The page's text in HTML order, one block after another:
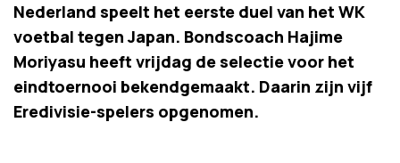
Nederland speelt het eerste duel van het WK
voetbal tegen Japan. Bondscoach Hajime
Moriyasu heeft vrijdag de selectie voor het
eindtoernooi bekendgemaakt. Daarin zijn vijf
Eredivisie-spelers opgenomen.